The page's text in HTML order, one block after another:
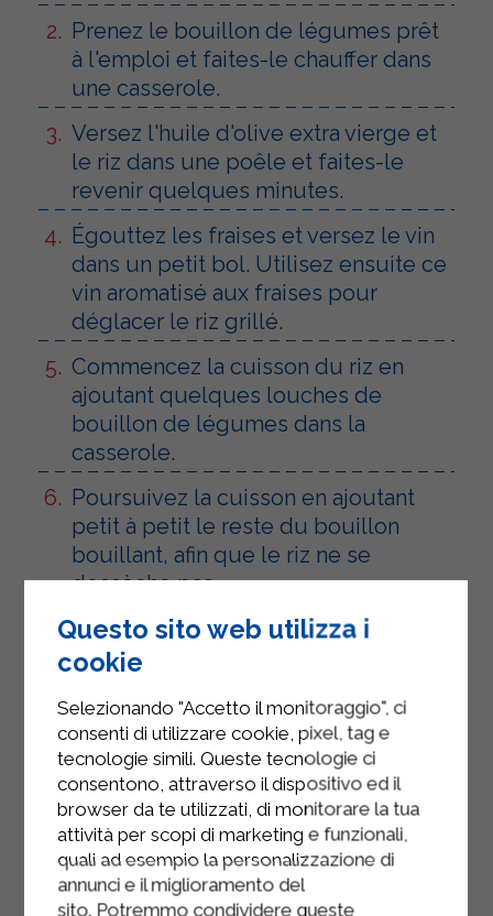
Prenez le bouillon de légumes prêt
à l'emploi et faites-le chauffer dans
une casserole.
Versez l'huile d'olive extra vierge et
le riz dans une poêle et faites-le
revenir quelques minutes.
Égouttez les fraises et versez le vin
dans un petit bol. Utilisez ensuite ce
vin aromatisé aux fraises pour
déglacer le riz grillé.
Commencez la cuisson du riz en
ajoutant quelques louches de
bouillon de légumes dans la
casserole.
Poursuivez la cuisson en ajoutant
petit à petit le reste du bouillon
bouillant, afin que le riz ne se
dessèche pas.
Au bout de 15 minutes, vérifiez la
cuisson. Si le risotto est bien tendre,
Lorsqu'il reste 5 minutes avant que
le riz soit complètement cuit, mixez
la moitié des fraises et ajoutez-les à
la poêle avec le riz, ainsi que les
fraises que vous avez préalablement
hachées.
Questo sito web utilizza i
cookie
Selezionando "Accetto il monitoraggio", ci
consenti di utilizzare cookie, pixel, tag e
tecnologie simili. Queste tecnologie ci
consentono, attraverso il dispositivo ed il
browser da te utilizzati, di monitorare la tua
attività per scopi di marketing e funzionali,
quali ad esempio la personalizzazione di
annunci e il miglioramento del
sito. Potremmo condividere queste